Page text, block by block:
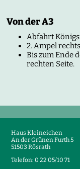
Von der A3
Abfahrt
2. Ampel
Bis zum Ende
rechten Seite.
Haus Kleineichen
An der Grünen Furth 5
51503 Rösrath
Telefon: 0 22 05/10 71